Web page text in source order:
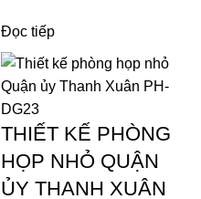
Đọc tiếp
THIẾT KẾ PHÒNG
HỌP NHỎ QUẬN
ỦY THANH XUÂN